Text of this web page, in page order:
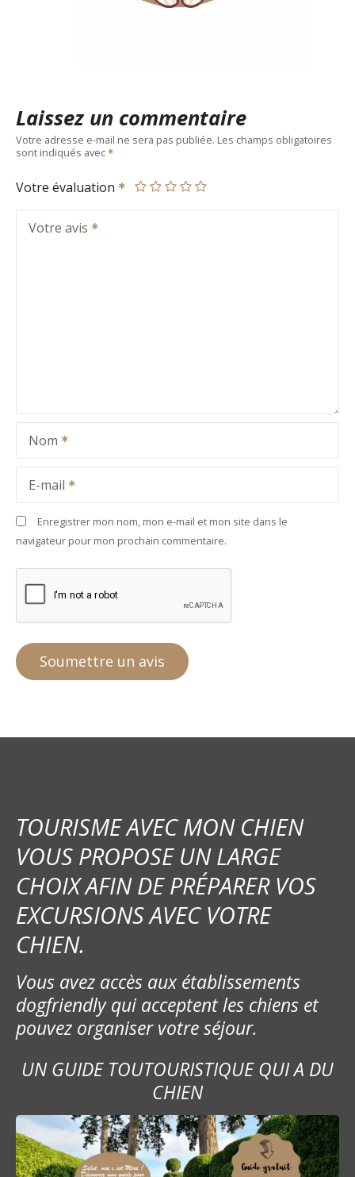
Laissez un commentaire
Votre adresse e-mail ne sera pas publiée. Les champs obligatoires
sont indiqués avec
Votre évaluation
Votre avis
Nom
E-mail
Enregistrer mon nom, mon e-mail et mon site dans le
navigateur pour mon prochain commentaire.
TOURISME AVEC MON CHIEN
VOUS PROPOSE UN LARGE
CHOIX AFIN DE PRÉPARER VOS
EXCURSIONS AVEC VOTRE
CHIEN.
Vous avez accès aux établissements
dogfriendly qui acceptent les chiens et
pouvez organiser votre séjour.
UN GUIDE TOUTOURISTIQUE QUI A DU
CHIEN